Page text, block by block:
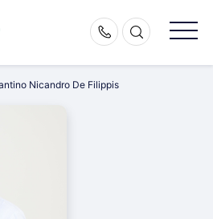
Nicandro De Filippis